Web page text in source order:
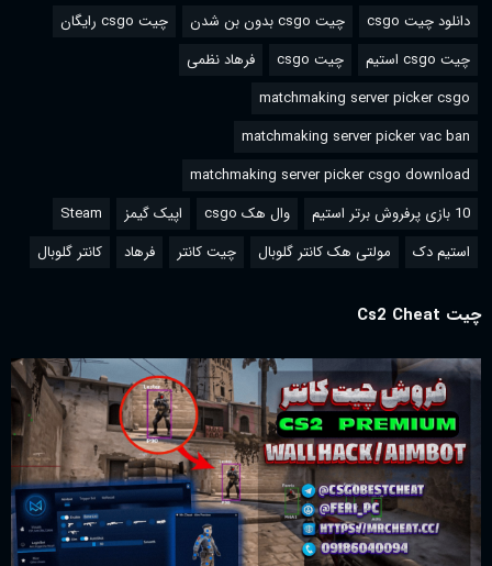
دانلود چیت csgo چیت csgo بدون بن شدن
چیت csgo رایگان
چیت csgo استیم
چیت csgo
فرهاد نظمی
matchmaking server picker csgo
matchmaking server picker vac ban
matchmaking server picker csgo download
10 بازی پرفروش برتر استیم
وال هک csgo اپیک گیمز
Steam
استیم دک
مولتی هک کانتر گلوبال چیت کانتر فرهاد کانتر گلوبال
چیت Cs2 Cheat